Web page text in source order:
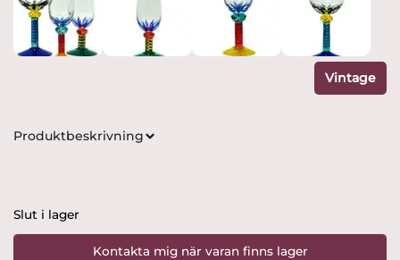
Vintage
Produktbeskrivning
Slut i lager
Kontakta mig när varan finns lager